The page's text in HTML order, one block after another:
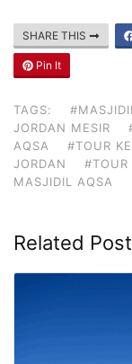
SHARE THIS
Pin It
TAGS:
JORDAN MESIR
AQSA
#TOUR
JORDAN
#TOUR
MASJIDIL AQSA
Related